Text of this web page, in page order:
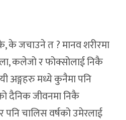
जचाउने त ? मानव शरीरमा
कलेजो र फोक्सोलाई निकै
अङ्गहरु मध्ये कुनैमा पनि
दैनिक जीवनमा निकै
चालिस वर्षको उमेरलाई